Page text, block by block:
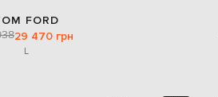
FORD
29 470 грн
L